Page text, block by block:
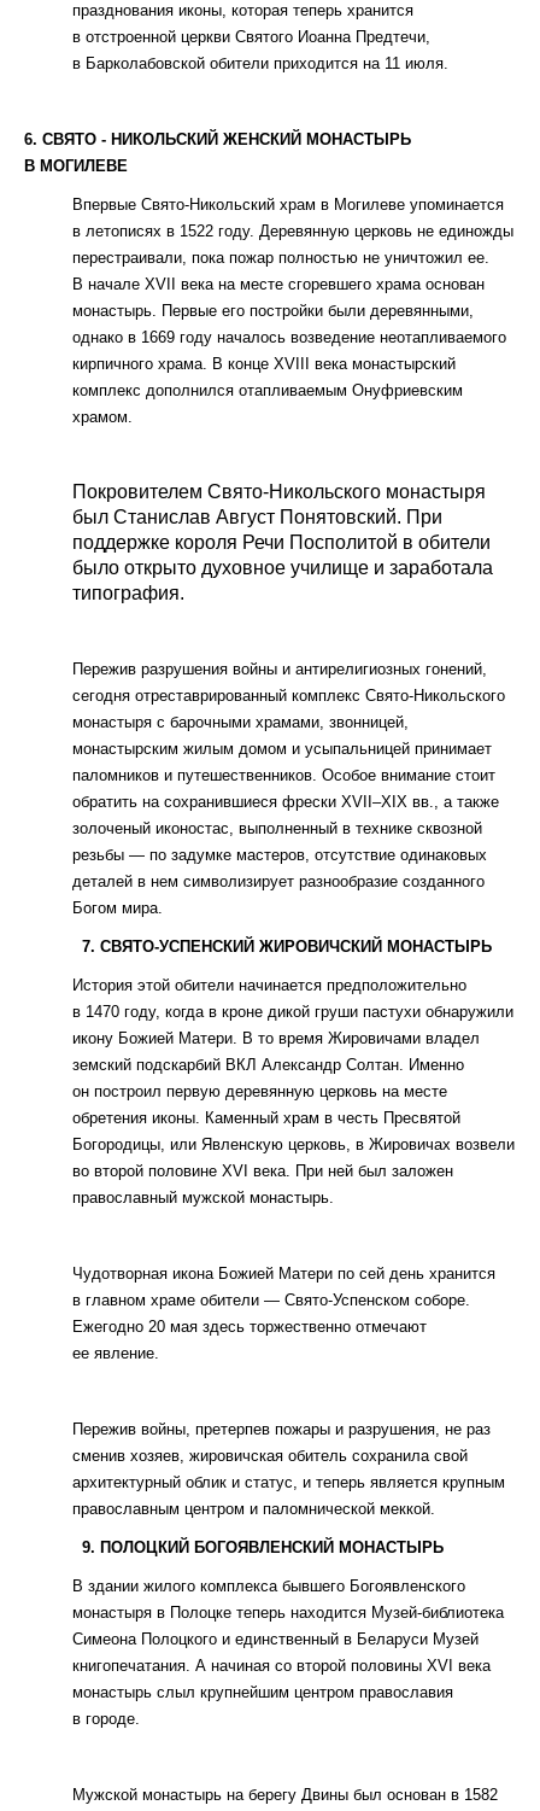
празднования иконы, которая теперь хранится
в отстроенной церкви Святого Иоанна Предтечи,
в Барколабовской обители приходится на 11 июля.
6. СВЯТО - НИКОЛЬСКИЙ ЖЕНСКИЙ МОНАСТЫРЬ
В МОГИЛЕВЕ
Впервые Свято-Никольский храм в Могилеве упоминается
в летописях в 1522 году. Деревянную церковь не единожды
перестраивали, пока пожар полностью не уничтожил ее.
В начале XVII века на месте сгоревшего храма основан
монастырь. Первые его постройки были деревянными,
однако в 1669 году началось возведение неотапливаемого
кирпичного храма. В конце XVIII века монастырский
комплекс дополнился отапливаемым Онуфриевским
храмом.
Покровителем Свято-Никольского монастыря
был Станислав Август Понятовский. При
поддержке короля Речи Посполитой в обители
было открыто духовное училище и заработала
типография.
Пережив разрушения войны и антирелигиозных гонений,
сегодня отреставрированный комплекс Свято-Никольского
монастыря с барочными храмами, звонницей,
монастырским жилым домом и усыпальницей принимает
паломников и путешественников. Особое внимание стоит
обратить на сохранившиеся фрески XVII–XIX вв., а также
золоченый иконостас, выполненный в технике сквозной
резьбы — по задумке мастеров, отсутствие одинаковых
деталей в нем символизирует разнообразие созданного
Богом мира.
7. СВЯТО-УСПЕНСКИЙ ЖИРОВИЧСКИЙ МОНАСТЫРЬ
История этой обители начинается предположительно
в 1470 году, когда в кроне дикой груши пастухи обнаружили
икону Божией Матери. В то время Жировичами владел
земский подскарбий ВКЛ Александр Солтан. Именно
он построил первую деревянную церковь на месте
обретения иконы. Каменный храм в честь Пресвятой
Богородицы, или Явленскую церковь, в Жировичах возвели
во второй половине XVI века. При ней был заложен
православный мужской монастырь.
Чудотворная икона Божией Матери по сей день хранится
в главном храме обители — Свято-Успенском соборе.
Ежегодно 20 мая здесь торжественно отмечают
ее явление.
Пережив войны, претерпев пожары и разрушения, не раз
сменив хозяев, жировичская обитель сохранила свой
архитектурный облик и статус, и теперь является крупным
православным центром и паломнической меккой.
9. ПОЛОЦКИЙ БОГОЯВЛЕНСКИЙ МОНАСТЫРЬ
В здании жилого комплекса бывшего Богоявленского
монастыря в Полоцке теперь находится Музей-библиотека
Симеона Полоцкого и единственный в Беларуси Музей
книгопечатания. А начиная со второй половины XVI века
монастырь слыл крупнейшим центром православия
в городе.
Мужской монастырь на берегу Двины был основан в 1582